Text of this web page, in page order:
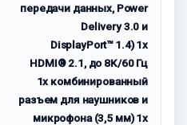
передачи данных, Power
Delivery 3.0 и
DisplayPort™ 1.4) 1x
HDMI® 2.1, до 8K/60 Гц
1x комбинированный
разъем для наушников и
микрофона (3,5 мм) 1x